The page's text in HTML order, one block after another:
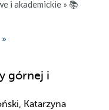
i akademickie » 📚
górnej i
Katarzyna